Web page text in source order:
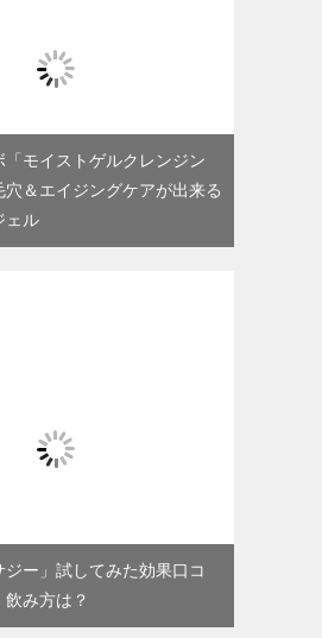
「モイストゲルクレンジン
穴＆エイジングケアが出来る
ェル
ー」試してみた効果口コ
飲み方は？